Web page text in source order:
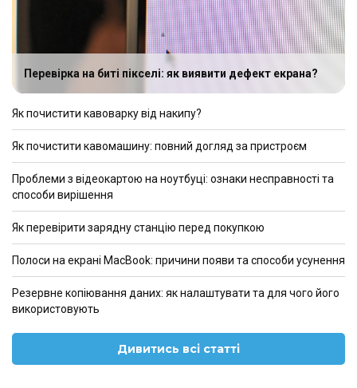
Перевірка на биті пікселі: як виявити дефект екрана?
Як почистити кавоварку від накипу?
Як почистити кавомашину: повний догляд за пристроєм
Проблеми з відеокартою на ноутбуці: ознаки несправності та
способи вирішення
Як перевірити зарядну станцію перед покупкою
Полоси на екрані MacBook: причини появи та способи усунення
Резервне копіювання даних: як налаштувати та для чого його
використовують
Дивитись всі статті